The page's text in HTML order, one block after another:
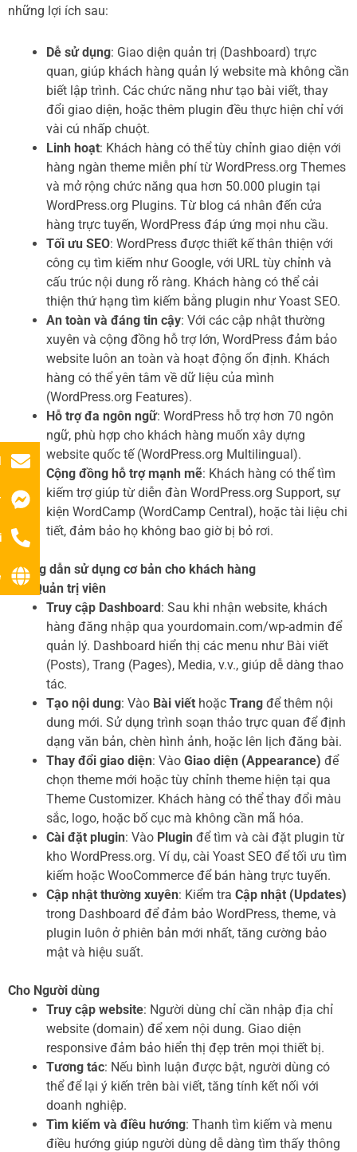
những lợi ích sau:
Dễ sử dụng: Giao diện quản trị (Dashboard) trực
quan, giúp khách hàng quản lý website mà không cần
biết lập trình. Các chức năng như tạo bài viết, thay
đổi giao diện, hoặc thêm plugin đều thực hiện chỉ với
vài cú nhấp chuột.
Linh hoạt: Khách hàng có thể tùy chỉnh giao diện với
hàng ngàn theme miễn phí từ WordPress.org Themes
và mở rộng chức năng qua hơn 50.000 plugin tại
WordPress.org Plugins. Từ blog cá nhân đến cửa
hàng trực tuyến, WordPress đáp ứng mọi nhu cầu.
Tối ưu SEO: WordPress được thiết kế thân thiện với
công cụ tìm kiếm như Google, với URL tùy chỉnh và
cấu trúc nội dung rõ ràng. Khách hàng có thể cải
thiện thứ hạng tìm kiếm bằng plugin như Yoast SEO.
An toàn và đáng tin cậy: Với các cập nhật thường
xuyên và cộng đồng hỗ trợ lớn, WordPress đảm bảo
website luôn an toàn và hoạt động ổn định. Khách
hàng có thể yên tâm về dữ liệu của mình
(WordPress.org Features).
Hỗ trợ đa ngôn ngữ: WordPress hỗ trợ hơn 70 ngôn
ngữ, phù hợp cho khách hàng muốn xây dựng
website quốc tế (WordPress.org Multilingual).
Cộng đồng hỗ trợ mạnh mẽ: Khách hàng có thể tìm
kiếm trợ giúp từ diễn đàn WordPress.org Support, sự
kiện WordCamp (WordCamp Central), hoặc tài liệu chi
tiết, đảm bảo họ không bao giờ bị bỏ rơi.
Hướng dẫn sử dụng cơ bản cho khách hàng
Cho Quản trị viên
Truy cập Dashboard: Sau khi nhận website, khách
hàng đăng nhập qua yourdomain.com/wp-admin để
quản lý. Dashboard hiển thị các menu như Bài viết
(Posts), Trang (Pages), Media, v.v., giúp dễ dàng thao
tác.
Tạo nội dung: Vào Bài viết hoặc Trang để thêm nội
dung mới. Sử dụng trình soạn thảo trực quan để định
dạng văn bản, chèn hình ảnh, hoặc lên lịch đăng bài.
Thay đổi giao diện: Vào Giao diện (Appearance) để
chọn theme mới hoặc tùy chỉnh theme hiện tại qua
Theme Customizer. Khách hàng có thể thay đổi màu
sắc, logo, hoặc bố cục mà không cần mã hóa.
Cài đặt plugin: Vào Plugin để tìm và cài đặt plugin từ
kho WordPress.org. Ví dụ, cài Yoast SEO để tối ưu tìm
kiếm hoặc WooCommerce để bán hàng trực tuyến.
Cập nhật thường xuyên: Kiểm tra Cập nhật (Updates)
trong Dashboard để đảm bảo WordPress, theme, và
plugin luôn ở phiên bản mới nhất, tăng cường bảo
mật và hiệu suất.
Cho Người dùng
Truy cập website: Người dùng chỉ cần nhập địa chỉ
website (domain) để xem nội dung. Giao diện
responsive đảm bảo hiển thị đẹp trên mọi thiết bị.
Tương tác: Nếu bình luận được bật, người dùng có
thể để lại ý kiến trên bài viết, tăng tính kết nối với
doanh nghiệp.
Tìm kiếm và điều hướng: Thanh tìm kiếm và menu
điều hướng giúp người dùng dễ dàng tìm thấy thông